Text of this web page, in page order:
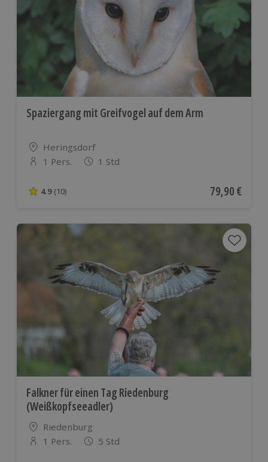
Spaziergang mit Greifvogel auf dem Arm
Standort
Heringsdorf
Anzahl der Teilnehmer
1 Pers. 1 Std
4.9 von 5 Sternen basierend auf 10 Bewertungen
4.9 (10) Aktueller
79,90 €
Falkner für einen Tag Riedenburg
(Weißkopfseeadler)
Standort
Riedenburg
Anzahl der Teilnehmer
1 Pers. 5 Std